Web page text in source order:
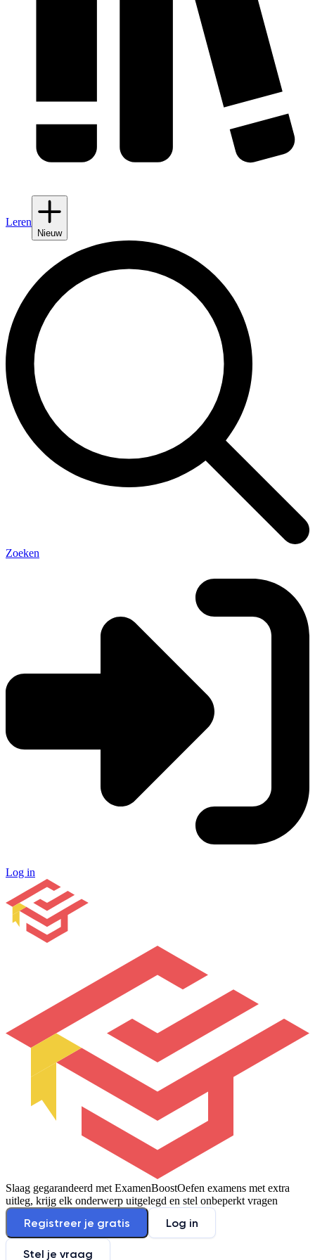
Leren
Nieuw
Zoeken
Log in
Slaag gegarandeerd met ExamenBoostOefen examens met extra
uitleg, krijg elk onderwerp uitgelegd en stel onbeperkt vragen
Registreer je gratis Log in
Stel je vraag